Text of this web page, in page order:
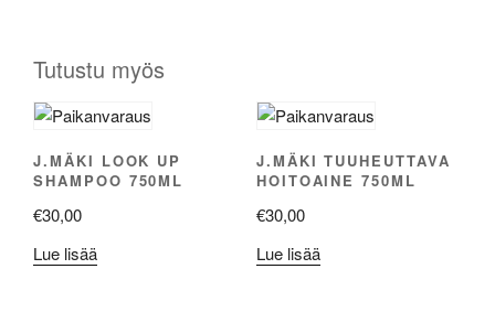
Tutustu myös
J.MÄKI LOOK UP
SHAMPOO 750ML
€30,00
Lue lisää
J.MÄKI TUUHEUTTAVA
HOITOAINE 750ML
€30,00
Lue lisää